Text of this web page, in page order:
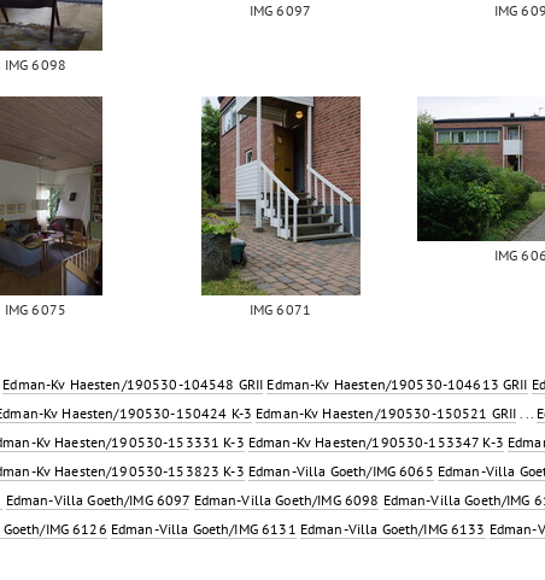
IMG 6098
IMG 6097 IMG
IMG 6075 IMG 6071
IMG
Edman-Kv Haesten/190530-104548 GRII Edman-Kv Haesten/190530-104613 GRII
Kv Haesten/190530-150424 K-3 Edman-Kv Haesten/190530-150521 GRII ...
Kv Haesten/190530-153331 K-3 Edman-Kv Haesten/190530-153347 K-3
Kv Haesten/190530-153823 K-3 Edman-Villa Goeth/IMG 6065 Edman-Villa
Edman-Villa Goeth/IMG 6097 Edman-Villa Goeth/IMG 6098 Edman-Villa Goeth/IMG
IMG 6126 Edman-Villa Goeth/IMG 6131 Edman-Villa Goeth/IMG 6133 Edman-